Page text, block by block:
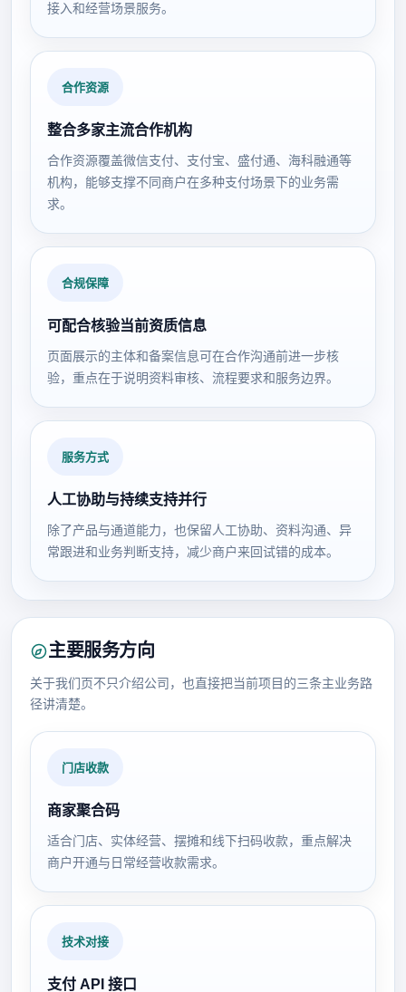
接入和经营场景服务。
合作资源
整合多家主流合作机构
合作资源覆盖微信支付、支付宝、盛付通、海科融通等
机构，能够支撑不同商户在多种支付场景下的业务需
求。
合规保障
可配合核验当前资质信息
页面展示的主体和备案信息可在合作沟通前进一步核
验，重点在于说明资料审核、流程要求和服务边界。
服务方式
人工协助与持续支持并行
除了产品与通道能力，也保留人工协助、资料沟通、异
常跟进和业务判断支持，减少商户来回试错的成本。
主要服务方向
关于我们页不只介绍公司，也直接把当前项目的三条主业务路
径讲清楚。
门店收款
商家聚合码
适合门店、实体经营、摆摊和线下扫码收款，重点解决
商户开通与日常经营收款需求。
技术对接
支付 API 接口